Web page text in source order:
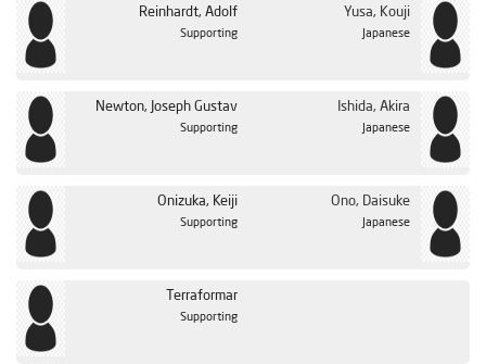
Reinhardt, Adolf
Supporting
Yusa, Kouji
Japanese
Newton, Joseph Gustav
Supporting
Ishida, Akira
Japanese
Onizuka, Keiji
Supporting
Ono, Daisuke
Japanese
Terraformar
Supporting